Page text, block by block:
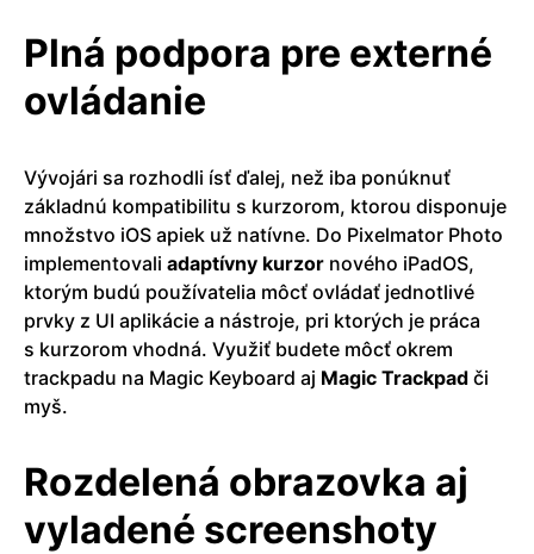
Plná podpora pre externé
ovládanie
Vývojári sa rozhodli ísť ďalej, než iba ponúknuť
základnú kompatibilitu s kurzorom, ktorou disponuje
množstvo iOS apiek už natívne. Do Pixelmator Photo
implementovali adaptívny kurzor nového iPadOS,
ktorým budú používatelia môcť ovládať jednotlivé
prvky z UI aplikácie a nástroje, pri ktorých je práca
s kurzorom vhodná. Využiť budete môcť okrem
trackpadu na Magic Keyboard aj Magic Trackpad či
myš.
Rozdelená obrazovka aj
vyladené screenshoty